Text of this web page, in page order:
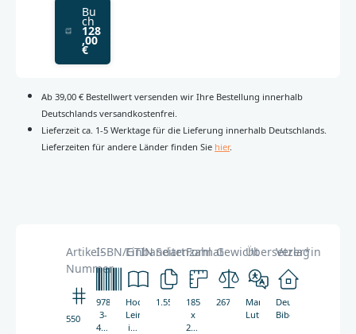
Bu
ch
128
,00
€
Ab 39,00 € Bestellwert versenden wir Ihre Bestellung innerhalb
Deutschlands versandkostenfrei.
Lieferzeit ca. 1-5 Werktage für die Lieferung innerhalb Deutschlands.
Lieferzeiten für andere Länder finden Sie hier.
Artikel-
Nummer
5501
ISBN/GTIN
978-
3-
438-
Einbandart
Hochwertige
Leinenausgabe
im
Seitenzahl
1.552
Format
185
x
275
Gewicht
2678g
Übersetzer*in
Martin
Luther
Verlag
Deutsche
Bibelgesellschaft